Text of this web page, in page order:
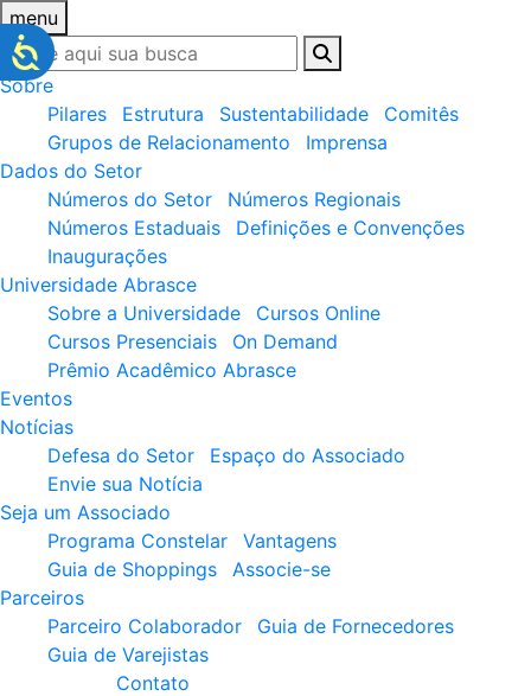
menu
Sobre
Pilares
Estrutura Sustentabilidade
Comitês
Grupos de Relacionamento
Imprensa
Dados do Setor
Números do Setor
Números Regionais
Números Estaduais
Definições e Convenções
Inaugurações
Universidade Abrasce
Sobre a Universidade
Cursos Online
Cursos Presenciais
On Demand
Prêmio Acadêmico Abrasce
Eventos
Notícias
Defesa do Setor
Espaço do Associado
Envie sua Notícia
Seja um Associado
Programa Constelar
Vantagens
Guia de Shoppings
Associe-se
Parceiros
Parceiro Colaborador
Guia de Fornecedores
Guia de Varejistas
Contato